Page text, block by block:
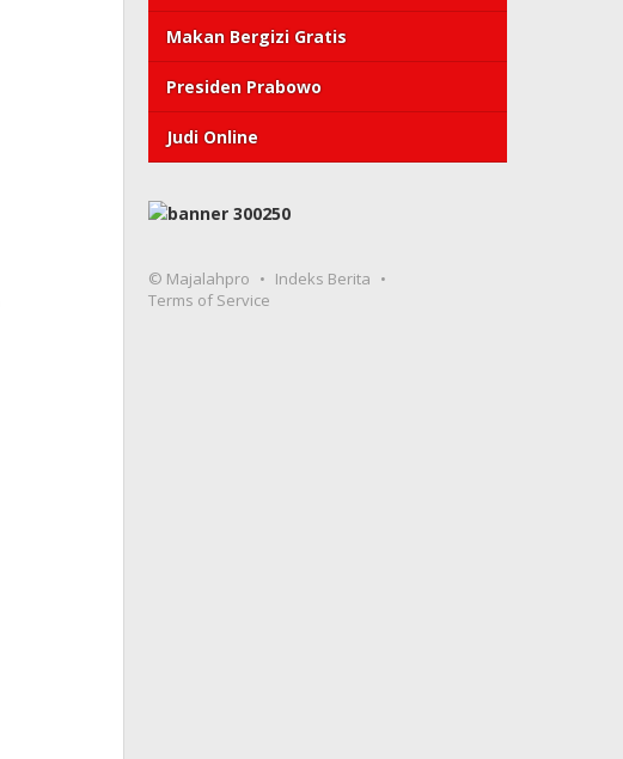
Makan Bergizi Gratis
Presiden Prabowo
Judi Online
© Majalahpro
Indeks Berita
Terms of Service